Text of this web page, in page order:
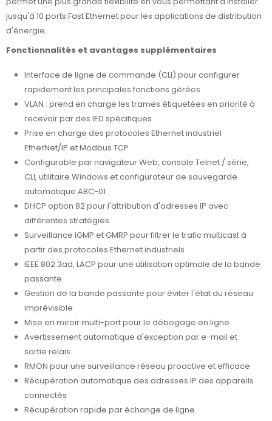
jusqu'à 10 ports Fast Ethernet pour les applications de distribution
d'énergie.
Fonctionnalités et avantages supplémentaires
Interface de ligne de commande (CLI) pour configurer
rapidement les principales fonctions gérées
VLAN : prend en charge les trames étiquetées en priorité à
recevoir par des IED spécifiques
Prise en charge des protocoles Ethernet industriel
EtherNet/IP et Modbus TCP
Configurable par navigateur Web, console Telnet / série,
CLI, utilitaire Windows et configurateur de sauvegarde
automatique ABC-01
DHCP option 82 pour l'attribution d'adresses IP avec
différentes stratégies
Surveillance IGMP et GMRP pour filtrer le trafic multicast à
partir des protocoles Ethernet industriels
IEEE 802.3ad, LACP pour une utilisation optimale de la bande
passante
Gestion de la bande passante pour éviter l'état du réseau
imprévisible
Mise en miroir multi-port pour le débogage en ligne
Avertissement automatique d'exception par e-mail et
sortie relais
RMON pour une surveillance réseau proactive et efficace
Récupération automatique des adresses IP des appareils
connectés
Récupération rapide par échange de ligne